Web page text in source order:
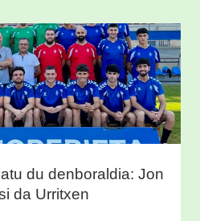
du denboraldia: Jon
da Urritxen